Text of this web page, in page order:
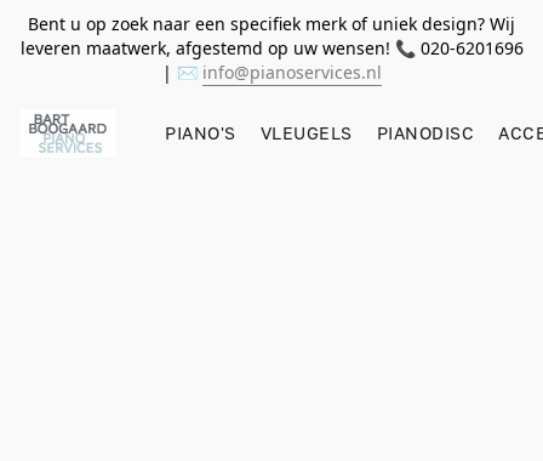
Bent u op zoek naar een specifiek merk of uniek design? Wij
leveren maatwerk, afgestemd op uw wensen! 📞 020-6201696
| ✉️ info@pianoservices.nl
PIANO'S VLEUGELS PIANODISC